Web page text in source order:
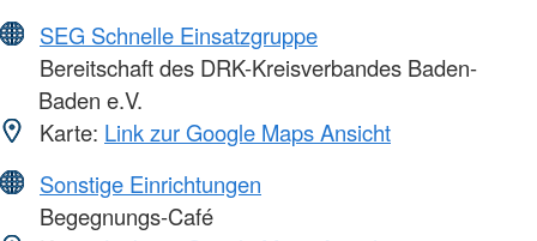
SEG Schnelle Einsatzgruppe
Bereitschaft des DRK-Kreisverbandes Baden-
Baden e.V.
Karte: Link zur Google Maps Ansicht
Sonstige Einrichtungen
Begegnungs-Café